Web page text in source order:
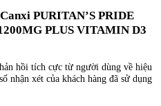
PURITAN’S PRIDE
PLUS VITAMIN D3
hồi tích cực từ người dùng về hiệu
nhận xét của khách hàng đã sử dụng